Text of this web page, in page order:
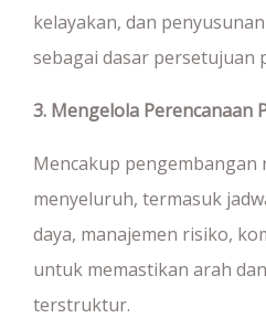
kelayakan, dan
sebagai dasar persetujuan
3. Mengelola Perencanaan
Mencakup pengembangan
menyeluruh, termasuk
daya, manajemen risiko,
untuk memastikan arah
terstruktur.